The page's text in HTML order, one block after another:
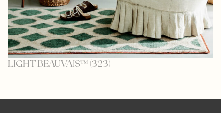
LIGHT BEAUVAIS™ (323)